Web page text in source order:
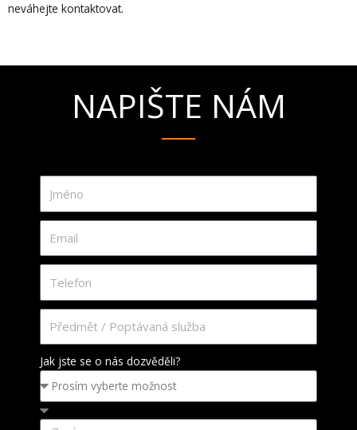
neváhejte kontaktovat.
NAPIŠTE NÁM
Jak jste se o nás dozvěděli?